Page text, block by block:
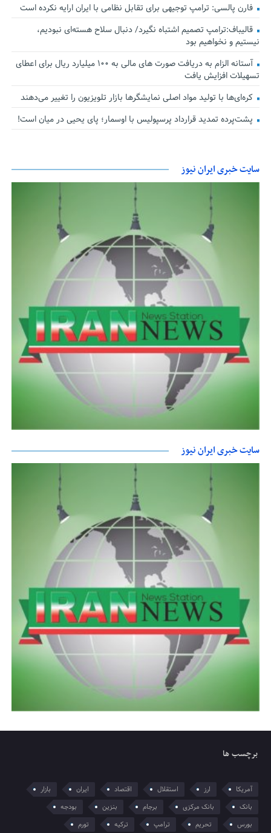
فارن پالسی: ترامپ توجیهی برای تقابل نظامی با ایران ارایه نکرده است
قالیباف:ترامپ تصمیم اشتباه نگیرد/ دنبال سلاح هسته‌ای نبودیم،
نیستیم و نخواهیم بود
آستانه الزام به دریافت صورت های مالی به ۱۰۰ میلیارد ریال برای اعطای
تسهیلات افزایش یافت
کره‌ای‌ها با تولید مواد اصلی نمایشگرها بازار تلویزیون را تغییر می‌دهند
پشت‌پرده تمدید قرارداد پرسپولیس با اوسمار؛ پای یحیی در میان است!
سایت خبری ایران نیوز
سایت خبری ایران نیوز
برچسب ها
آمریکا ارز استقلال اقتصاد ایران
بازار
بانک
بانک مرکزی برجام بنزین
بودجه
بورس
تحریم ترامپ ترکیه تورم